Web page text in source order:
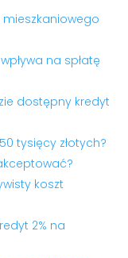
na spłatę
dostępny kredyt
tysięcy złotych?
koszt
2% na